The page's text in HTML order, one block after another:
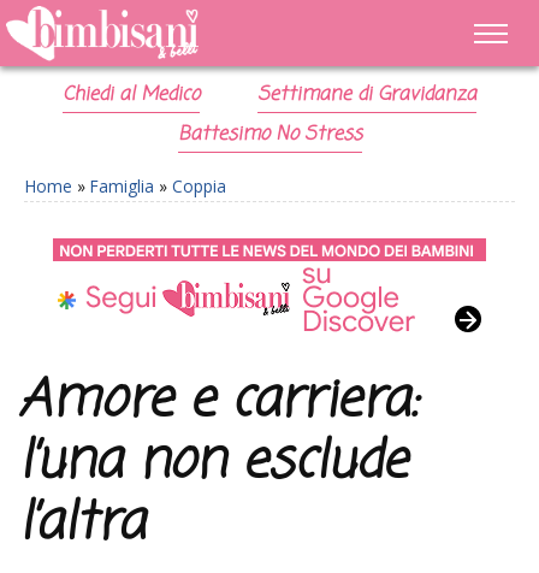
Chiedi al Medico
Settimane di Gravidanza
Battesimo No Stress
Home » Famiglia » Coppia
Amore e carriera:
l’una non esclude
l’altra